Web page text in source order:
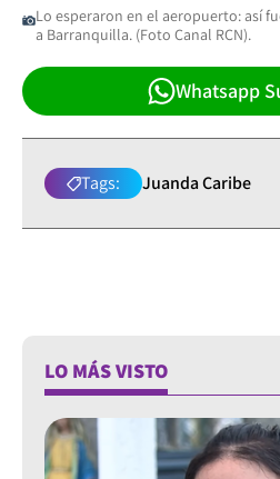
Lo esperaron en el aeropuerto: así
a Barranquilla. (Foto Canal RCN).
Whatsapp
Tags: Juanda Caribe
LO MÁS VISTO